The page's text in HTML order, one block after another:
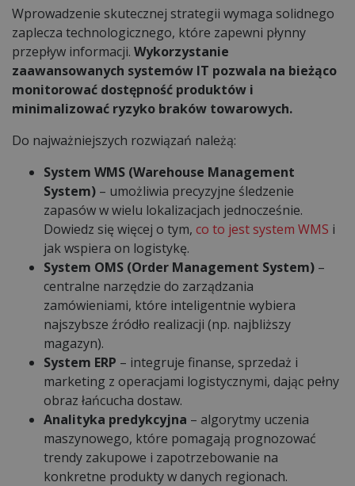
Wprowadzenie skutecznej strategii wymaga solidnego
zaplecza technologicznego, które zapewni płynny
przepływ informacji. Wykorzystanie
zaawansowanych systemów IT pozwala na bieżąco
monitorować dostępność produktów i
minimalizować ryzyko braków towarowych.
Do najważniejszych rozwiązań należą:
System WMS (Warehouse Management
System) – umożliwia precyzyjne śledzenie
zapasów w wielu lokalizacjach jednocześnie.
Dowiedz się więcej o tym, co to jest system WMS i
jak wspiera on logistykę.
System OMS (Order Management System) –
centralne narzędzie do zarządzania
zamówieniami, które inteligentnie wybiera
najszybsze źródło realizacji (np. najbliższy
magazyn).
System ERP – integruje finanse, sprzedaż i
marketing z operacjami logistycznymi, dając pełny
obraz łańcucha dostaw.
Analityka predykcyjna – algorytmy uczenia
maszynowego, które pomagają prognozować
trendy zakupowe i zapotrzebowanie na
konkretne produkty w danych regionach.